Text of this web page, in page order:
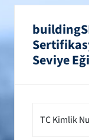
Seviye
TC Kimlik